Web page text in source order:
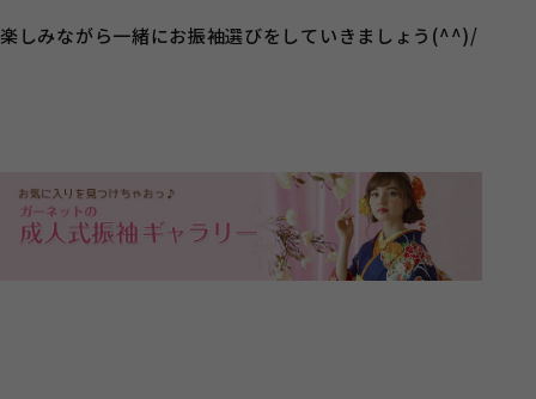
楽しみながら一緒にお振袖選びをしていきましょう(^^)/